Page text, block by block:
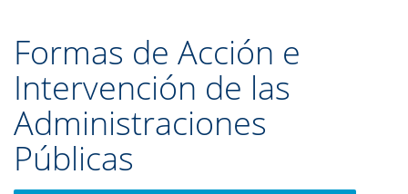
Formas de Acción e
Intervención de las
Administraciones
Públicas